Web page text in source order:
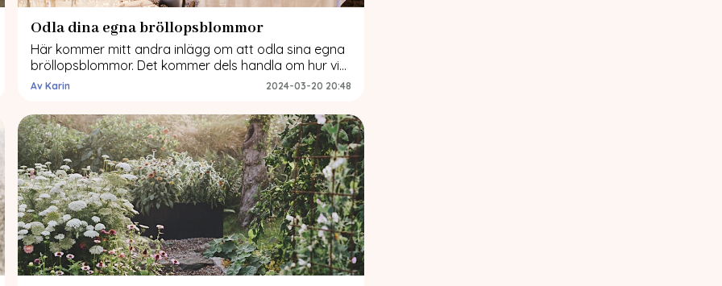
Odla dina egna bröllopsblommor
Här kommer mitt andra inlägg om att odla sina egna
bröllopsblommor. Det kommer dels handla om hur vi
smyckade festlokalen, dels om några enkla gör-det-
brudbukett kan ni läsa här. Jag hade fantastisk hjälp
av två fina vänner att fixa blommorna till
bröllopsfesten. Förutom att de […]
2024-03-20 20:48
Av Karin